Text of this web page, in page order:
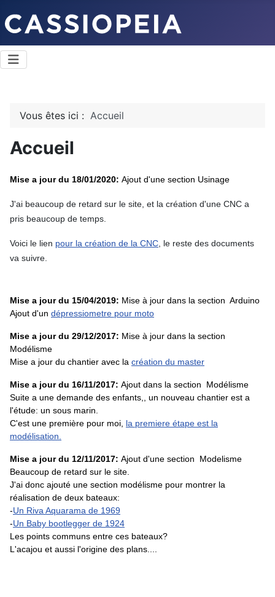
Vous êtes ici : Accueil
Accueil
Mise a jour du 18/01/2020: Ajout d'une section Usinage
J'ai beaucoup de retard sur le site, et la création d'une CNC a
pris beaucoup de temps.
Voici le lien pour la création de la CNC , le reste des documents
va suivre.
Mise a jour du 15/04/2019: Mise à jour dans la section Arduino
Ajout d'un dépressiometre pour moto
Mise a jour du 29/12/2017: Mise à jour dans la section
Modélisme
Mise a jour du chantier avec la création du master
Mise a jour du 16/11/2017: Ajout dans la section Modélisme
Suite a une demande des enfants,, un nouveau chantier est a
l'étude: un sous marin.
C'est une première pour moi, la premiere étape est la
modélisation.
Mise a jour du 12/11/2017: Ajout d'une section Modelisme
Beaucoup de retard sur le site.
J'ai donc ajouté une section modélisme pour montrer la
réalisation de deux bateaux:
-Un Riva Aquarama de 1969
-Un Baby bootlegger de 1924
Les points communs entre ces bateaux?
L'acajou et aussi l'origine des plans....